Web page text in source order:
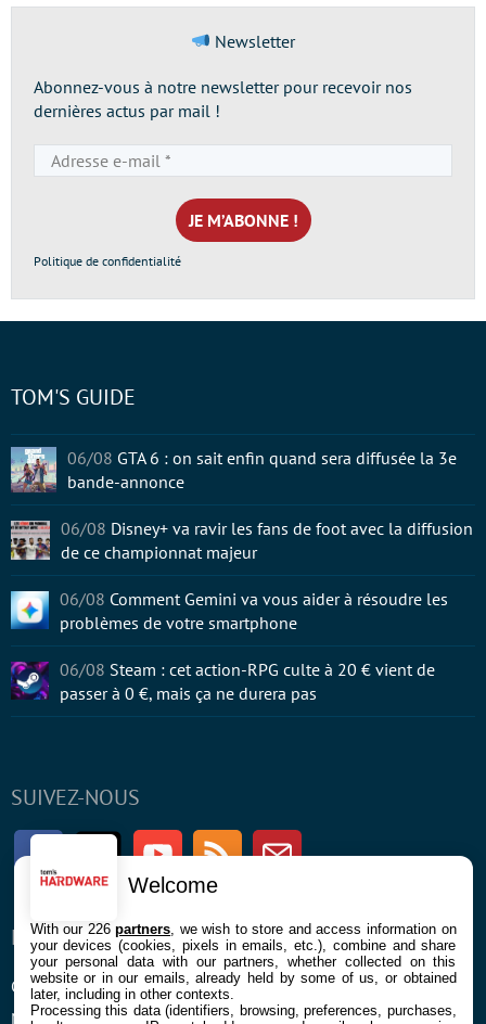
Newsletter
Abonnez-vous à notre newsletter pour recevoir nos
dernières actus par mail !
e-
mail
*
Politique de confidentialité
SUIVEZ-NOUS
FacebookTwitter Youtube RSS Newsletter
ENTREPRISE
Confidentialité et Cookies
Mentions légales et CGU
À PROPOS
Contact
TOM'S GUIDE
06/08 GTA 6 : on sait enfin quand sera diffusée la 3e
bande-annonce
06/08 Disney+ va ravir les fans de foot avec la diffusion
de ce championnat majeur
06/08 Comment Gemini va vous aider à résoudre les
problèmes de votre smartphone
06/08 Steam : cet action-RPG culte à 20 € vient de
passer à 0 €, mais ça ne durera pas
Welcome
With our 226partners , we wish to store and access information on
your devices (cookies, pixels in emails, etc.), combine and share
your personal data with our partners, whether collected on this
website or in our emails, already held by some of us, or obtained
later, including in other contexts.
Processing this data (identifiers, browsing, preferences, purchases,